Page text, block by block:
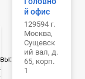
й офис
129594 г.
Москва,
Сущевск
ий вал, д.
65, корп.
1